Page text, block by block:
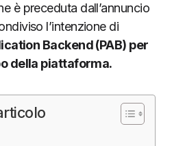
è preceduta dall’annuncio
l’intenzione di
Backend (PAB) per
della piattaforma.